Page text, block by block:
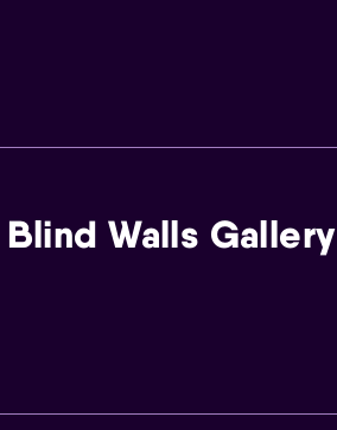
Walls Gallery